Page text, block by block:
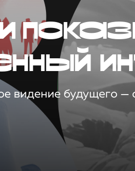
видение будущего —